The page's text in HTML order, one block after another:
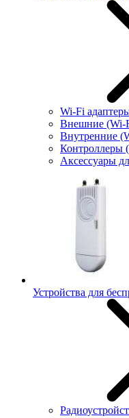
Wi-Fi
Внешние (Wi-
Внутренние
Контроллеры
Аксессуары
Устройства для